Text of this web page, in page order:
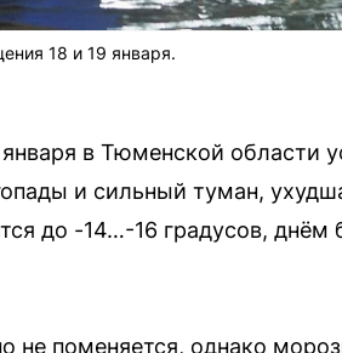
18 и 19 января.
в Тюменской области
и сильный туман,
до -14…-16 градусов, днём
не поменяется, однако